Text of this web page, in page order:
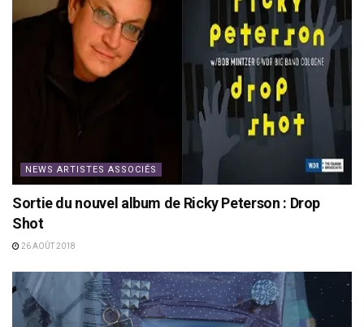
NEWS ARTISTES ASSOCIÉS
Sortie du nouvel album de Ricky Peterson : Drop
Shot
26 AOÛT 2018